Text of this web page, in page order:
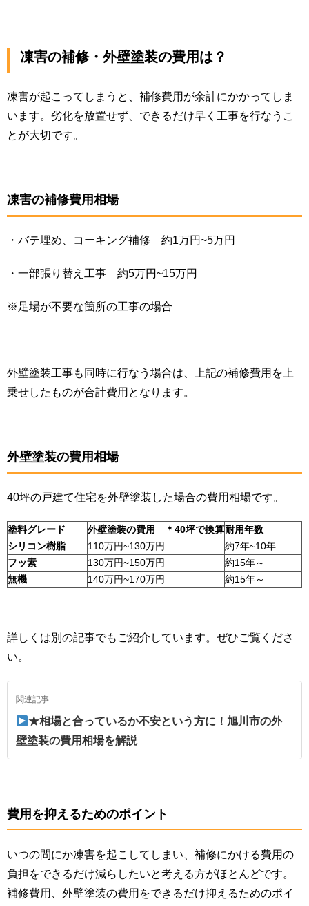
凍害の補修・外壁塗装の費用は？
凍害が起こってしまうと、補修費用が余計にかかってしま
います。劣化を放置せず、できるだけ早く工事を行なうこ
とが大切です。
凍害の補修費用相場
・バテ埋め、コーキング補修 約1万円~5万円
・一部張り替え工事 約5万円~15万円
※足場が不要な箇所の工事の場合
外壁塗装工事も同時に行なう場合は、上記の補修費用を上
乗せしたものが合計費用となります。
外壁塗装の費用相場
40坪の戸建て住宅を外壁塗装した場合の費用相場です。
塗料グレード 外壁塗装の費用 ＊40坪で換算耐用年数
シリコン樹脂
110万円~130万円
約7年~10年
フッ素
130万円~150万円
約15年～
無機
140万円~170万円 約15年～
詳しくは別の記事でもご紹介しています。ぜひご覧くださ
い。
関連記事
★相場と合っているか不安という方に！旭川市の外
壁塗装の費用相場を解説
費用を抑えるためのポイント
いつの間にか凍害を起こしてしまい、補修にかける費用の
負担をできるだけ減らしたいと考える方がほとんどです。
補修費用、外壁塗装の費用をできるだけ抑えるためのポイ